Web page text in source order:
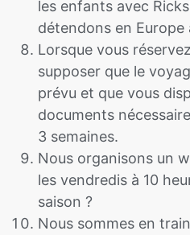
les enfants avec
détendons en Europe
Lorsque vous
supposer que le
prévu et que vous
documents
3 semaines.
Nous organisons un
les vendredis à 10
saison ?
Nous sommes en